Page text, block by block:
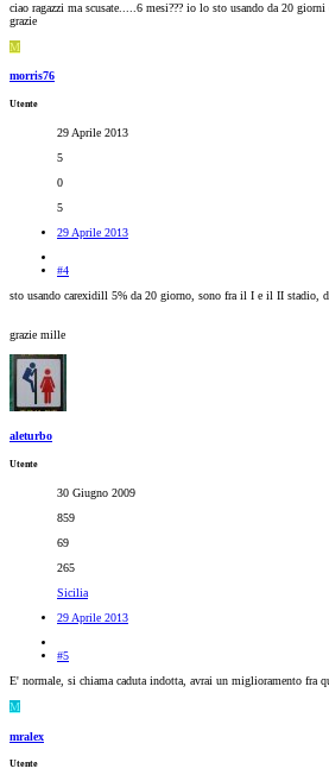
ciao ragazzi ma scusate.....6 mesi??? io lo sto usando da 20
grazie
M
morris76
Utente
29 Aprile 2013
5
0
5
29 Aprile 2013
#4
sto usando carexidill 5% da 20 giorno, sono fra il I e il II stadio,
grazie mille
aleturbo
Utente
30 Giugno 2009
859
69
265
Sicilia
29 Aprile 2013
#5
E' normale, si chiama caduta indotta, avrai un miglioramento fra
M
mralex
Utente